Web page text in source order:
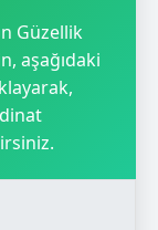
Güzellik
aşağıdaki